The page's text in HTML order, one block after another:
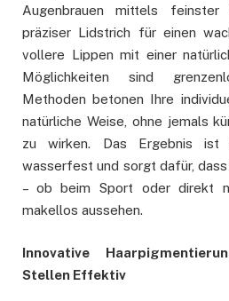
Augenbrauen mittels feinster
präziser Lidstrich für einen
vollere Lippen mit einer
Möglichkeiten sind
Methoden betonen Ihre
natürliche Weise, ohne jemals
zu wirken. Das Ergebnis ist
wasserfest und sorgt dafür,
– ob beim Sport oder direkt
makellos aussehen.
Innovative
Stellen Effektiv